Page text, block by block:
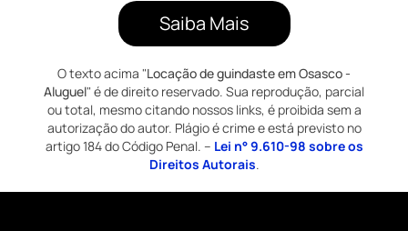
Saiba Mais
O texto acima "Locação de guindaste em Osasco -
Aluguel" é de direito reservado. Sua reprodução, parcial
ou total, mesmo citando nossos links, é proibida sem a
autorização do autor. Plágio é crime e está previsto no
artigo 184 do Código Penal. – Lei n° 9.610-98 sobre os
Direitos Autorais.